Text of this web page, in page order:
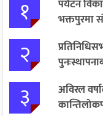
१
पर्यटन
भक्तपुरमा
२
३
अविरल